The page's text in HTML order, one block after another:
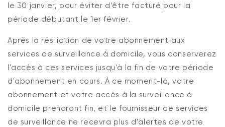
le 30 janvier, pour éviter d'être facturé pour la
période débutant le 1er février.
Après la résiliation de votre abonnement aux
services de surveillance à domicile, vous conserverez
l'accès à ces services jusqu'à la fin de votre période
d'abonnement en cours. À ce moment-là, votre
abonnement et votre accès à la surveillance à
domicile prendront fin, et le fournisseur de services
de surveillance ne recevra plus d'alertes de votre